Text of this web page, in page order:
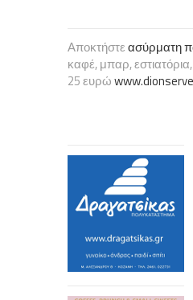
Αποκτήστεασύρματη
καφέ, μπαρ,
25 ευρώ